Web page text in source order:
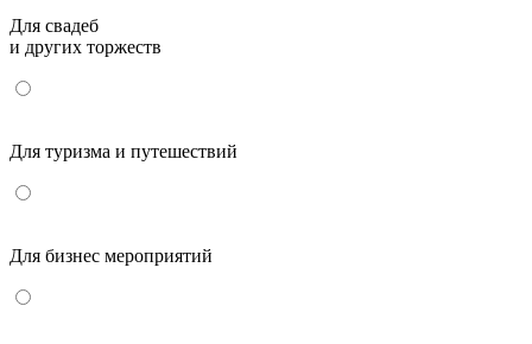
Для свадеб
и других торжеств
Для туризма и путешествий
Для бизнес мероприятий